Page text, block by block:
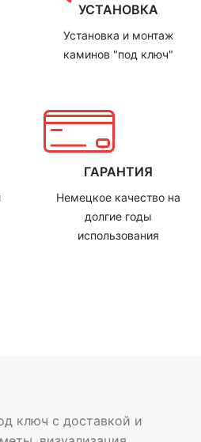
УСТАНОВКА
Установка и монтаж
каминов "под ключ"
ГАРАНТИЯ
Немецкое качество на
долгие годы
использования
ключ с доставкой и